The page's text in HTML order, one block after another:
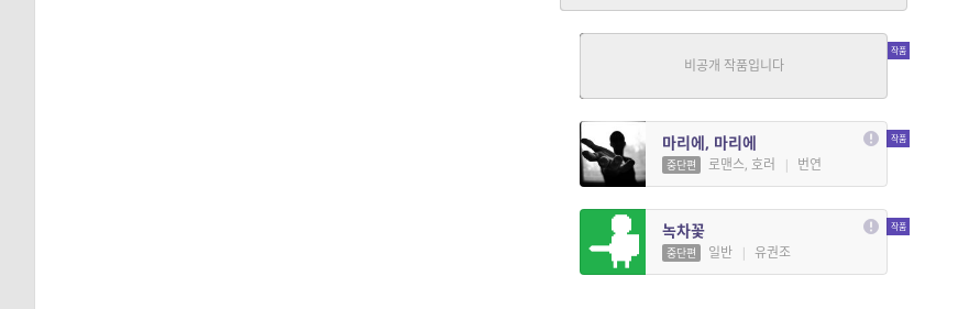
저녁밥
호러 | 환상괴담
마리에, 마리에
중단편 로맨스, 호러 | 번연
녹차꽃
중단편 일반 | 유권조